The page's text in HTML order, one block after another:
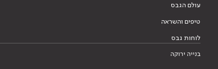
עולם הגבס
טיפים והשראה
לוחות גבס
בנייה ירוקה